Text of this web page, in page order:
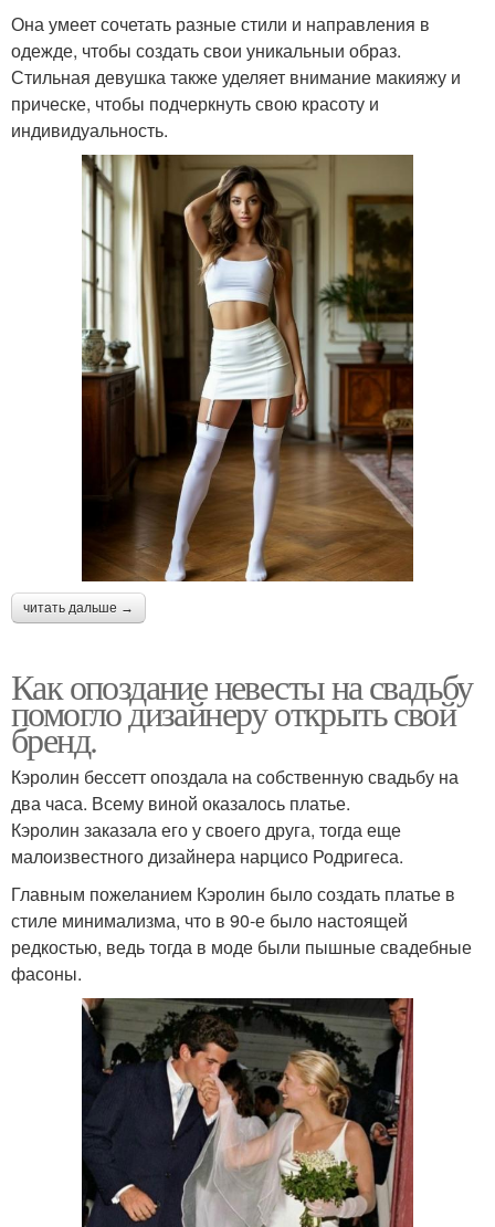
Она умеет сочетать разные стили и направления в
одежде, чтобы создать свои уникальныи образ.
Стильная девушка также уделяет внимание макияжу и
прическе, чтобы подчеркнуть свою красоту и
индивидуальность.
читать дальше →
Как опоздание невесты на свадьбу
помогло дизайнеру открыть свой
бренд.
Кэролин бессетт опоздала на собственную свадьбу на
два часа. Всему виной оказалось платье.
Кэролин заказала его у своего друга, тогда еще
малоизвестного дизайнера нарцисо Родригеса.
Главным пожеланием Кэролин было создать платье в
стиле минимализма, что в 90-е было настоящей
редкостью, ведь тогда в моде были пышные свадебные
фасоны.